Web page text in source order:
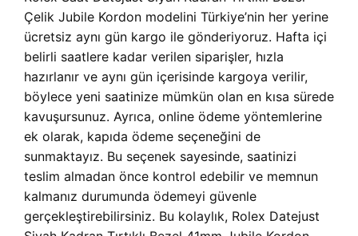
Çelik Jubile Kordon modelini Türkiye’nin her yerine
ücretsiz aynı gün kargo ile gönderiyoruz. Hafta içi
belirli saatlere kadar verilen siparişler, hızla
hazırlanır ve aynı gün içerisinde kargoya verilir,
böylece yeni saatinize mümkün olan en kısa sürede
kavuşursunuz. Ayrıca, online ödeme yöntemlerine
ek olarak, kapıda ödeme seçeneğini de
sunmaktayız. Bu seçenek sayesinde, saatinizi
teslim almadan önce kontrol edebilir ve memnun
kalmanız durumunda ödemeyi güvenle
gerçekleştirebilirsiniz. Bu kolaylık, Rolex Datejust